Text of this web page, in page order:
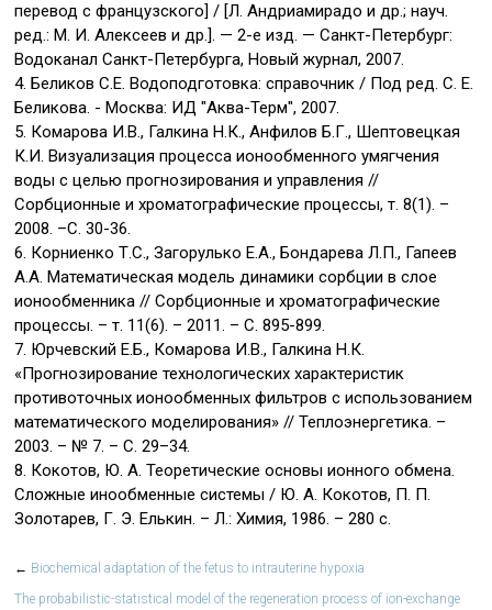
перевод с французского] / [Л. Андриамирадо и др.; науч.
ред.: М. И. Алексеев и др.]. — 2-е изд. — Санкт-Петербург:
Водоканал Санкт-Петербурга, Новый журнал, 2007.
4. Беликов С.Е. Водоподготовка: справочник / Под ред. С. Е.
Беликова. - Москва: ИД "Аква-Терм", 2007.
5. Комарова И.В., Галкина Н.К., Анфилов Б.Г., Шептовецкая
К.И. Визуализация процесса ионообменного умягчения
воды с целью прогнозирования и управления //
Сорбционные и хроматографические процессы, т. 8(1). –
2008. –С. 30-36.
6. Корниенко Т.С., Загорулько Е.А., Бондарева Л.П., Гапеев
А.А. Математическая модель динамики сорбции в слое
ионообменника // Сорбционные и хроматографические
процессы. – т. 11(6). – 2011. – С. 895-899.
7. Юрчевский Е.Б., Комарова И.В., Галкина Н.К.
«Прогнозирование технологических характеристик
противоточных ионообменных фильтров с использованием
математического моделирования» // Теплоэнергетика. –
2003. – № 7. – С. 29–34.
8. Кокотов, Ю. А. Теоретические основы ионного обмена.
Сложные инообменные системы / Ю. А. Кокотов, П. П.
Золотарев, Г. Э. Елькин. – Л.: Химия, 1986. – 280 с.
← Biochemical adaptation of the fetus to intrauterine hypoxia
The probabilistic-statistical model of the regeneration process of ion-exchange